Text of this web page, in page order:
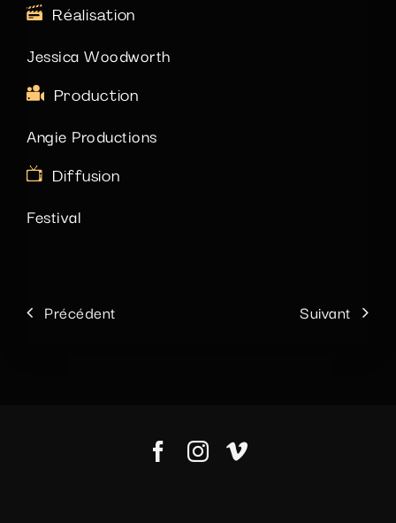
Réalisation
Jessica Woodworth
Production
Angie Productions
Diffusion
Festival
Précédent Suivant